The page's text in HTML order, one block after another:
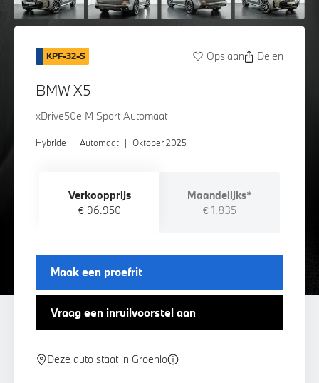
KPF-32-S Opslaan Delen
BMW X5
xDrive50e M Sport Automaat
Hybride | Automaat | Oktober 2025
Verkoopprijs
€ 96.950
Maandelijks*
€ 1.835
Maak een proefrit
Vraag een inruilvoorstel aan
Deze auto staat in Groenlo